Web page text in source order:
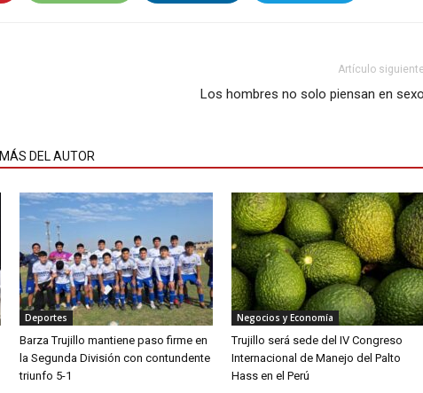
Artículo siguiente
Los hombres no solo piensan en sexo
MÁS DEL AUTOR
Deportes
Barza Trujillo mantiene paso firme en
la Segunda División con contundente
triunfo 5-1
Negocios y Economía
Trujillo será sede del IV Congreso
Internacional de Manejo del Palto
Hass en el Perú